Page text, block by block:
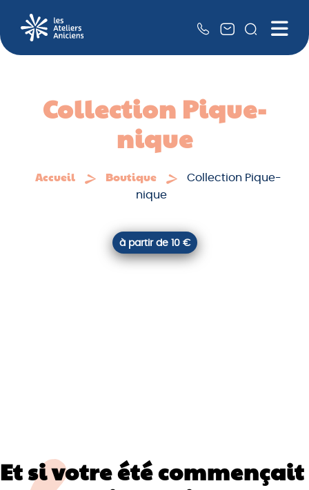
QUI SOMMES-NOUS ?
RSE
NOS PARTENAIRES
Collection Pique-
nique
Accueil Boutique
Collection Pique-
nique
à partir de 10 €
Et si votre été commençait